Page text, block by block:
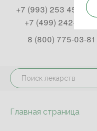
+7 (993) 253 45 93
+7 (499) 242-90-85
8 (800) 775-03-81
Главная страница